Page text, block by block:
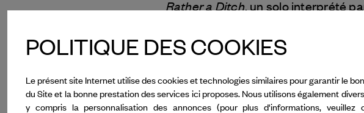
Rather a Ditch, un solo interprété
Furey conclut son exploration de
précédemment contenues dans
et le plaisir.
Avec sa dernière création,
ses termes. Une architecture
POLITIQUE DES COOKIES
Le présent site Internet utilise des cookies et technologies similaires pour garantir le
du Site et la bonne prestation des services ici proposes. Nous utilisons également
y compris la personnalisation des annonces (pour plus d'informations, veuillez